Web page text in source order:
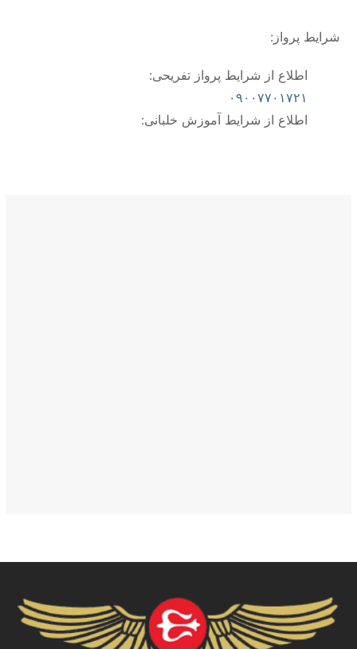
شرایط پرواز:
اطلاع از شرایط پرواز تفریحی:
۰۹۰۰۷۷۰۱۷۲۱
اطلاع از شرایط آموزش خلبانی: